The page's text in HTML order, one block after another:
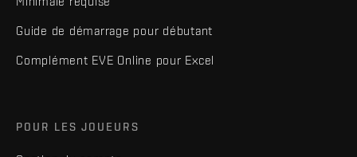
Guide de démarrage pour débutant
Complément EVE Online pour Excel
POUR LES JOUEURS